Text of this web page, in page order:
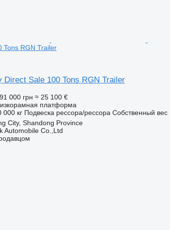
Tons RGN Trailer
Direct Sale 100 Tons RGN Trailer
000 грн ≈ 25 100 €
платформа
000 кг Подвеска рессора/рессора Собственный вес
City, Shandong Province
Automobile Co.,Ltd